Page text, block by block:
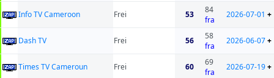
Info TV Cameroon Frei 53
84
fra
2026-07-01 +
Dash TV Frei 56
58
fra
2026-06-07+
Times TV Cameroun Frei 60
69
fra
2026-07-19+